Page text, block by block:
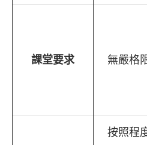
課堂要求 無嚴格
按照程